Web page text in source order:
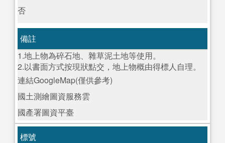
否
備註
1.地上物為碎石地、雜草泥土地等使用。
2.以書面方式按現狀點交，地上物概由得標人自理。
連結GoogleMap(僅供參考)
國土測繪圖資服務雲
國產署圖資平臺
標號